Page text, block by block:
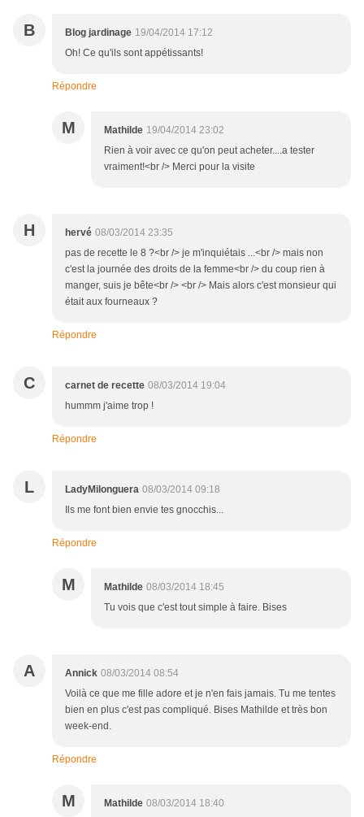
B Blog jardinage 19/04/2014 17:12
Oh! Ce qu'ils sont appétissants!
Répondre
M Mathilde 19/04/2014 23:02
Rien à voir avec ce qu'on peut acheter....a tester
vraiment!<br /> Merci pour la visite
H hervé 08/03/2014 23:35
pas de recette le 8 ?<br /> je m'inquiétais ...<br /> mais non
c'est la journée des droits de la femme<br /> du coup rien à
manger, suis je bête<br /> <br /> Mais alors c'est monsieur qui
était aux fourneaux ?
Répondre
C carnet de recette 08/03/2014 19:04
hummm j'aime trop !
Répondre
L LadyMilonguera 08/03/2014 09:18
Ils me font bien envie tes gnocchis...
Répondre
M Mathilde 08/03/2014 18:45
Tu vois que c'est tout simple à faire. Bises
A Annick 08/03/2014 08:54
Voilà ce que me fille adore et je n'en fais jamais. Tu me tentes
bien en plus c'est pas compliqué. Bises Mathilde et très bon
week-end.
Répondre
M Mathilde 08/03/2014 18:40